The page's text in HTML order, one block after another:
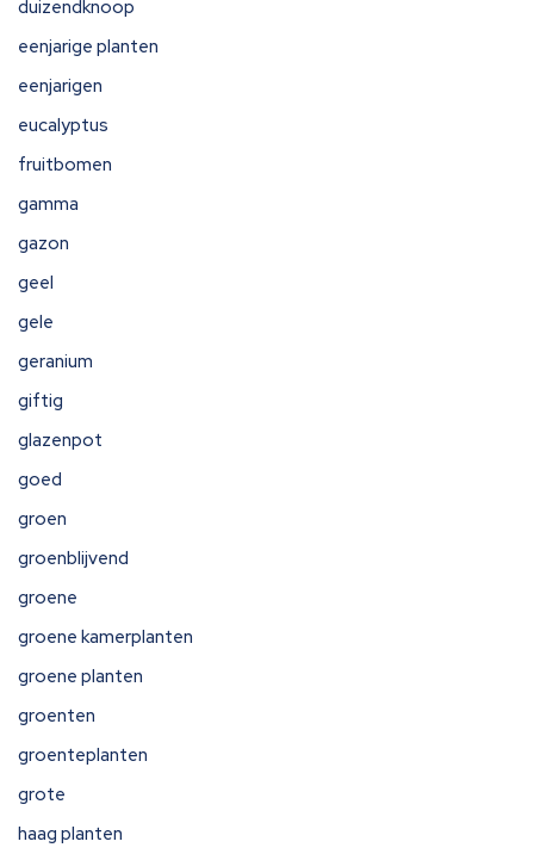
duizendknoop
eenjarige planten
eenjarigen
eucalyptus
fruitbomen
gamma
gazon
geel
gele
geranium
giftig
glazenpot
goed
groen
groenblijvend
groene
groene kamerplanten
groene planten
groenten
groenteplanten
grote
haag planten